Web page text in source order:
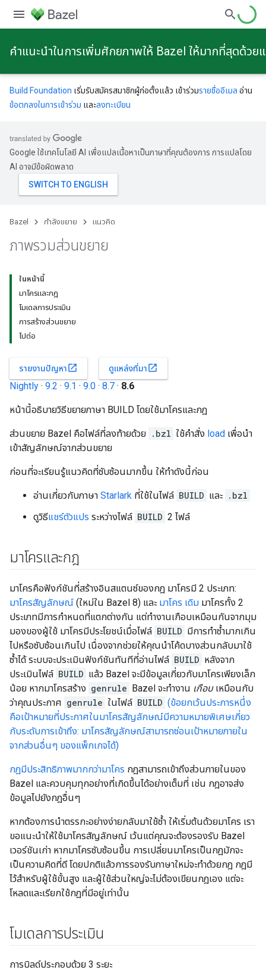
คําแนะนําในการเพิ่มศักยภาพให้ Bazel ให้มากที่สุดด้ว
Build Foundation เริ่มรับสมัครสมาชิกผู้ก่อตั้งแล้ว เข้าร่วมรายชื่ออีเมล อ่าน
ข้อตกลงในการเข้าร่วม และลงทะเบียน
Google ใช้เทคโนโลยี AI เพื่อแปลเนื้อหาเป็นภาษาที่คุณต้องการ การแปลโดย
AI อาจมีข้อผิดพลาด
Bazel กําลังขยาย แนวคิด
ภาพรวมส่วนขยาย
ในหน้านี้
มาโครและกฎ
โมเดลการประเมิน
การสร้างส่วนขยาย
ไปต่อ
รายงานปัญหาopen_in_new ดูแหล่งที่มาopen_in_new
Nightly · 9.2 · 9.1 · 9.0 · 8.7 · 8.6
หน้านี้อธิบายวิธีขยายภาษา BUILD โดยใช้มาโครและกฎ
ส่วนขยาย Bazel คือไฟล์ที่ลงท้ายด้วย .bzl ใช้คำสั่ง load เพื่อนำ
เข้าสัญลักษณ์จากส่วนขยาย
ก่อนที่จะเรียนรู้แนวคิดที่ซับซ้อนมากขึ้น ให้ทำดังนี้ก่อน
อ่านเกี่ยวกับภาษา Starlark ที่ใช้ในไฟล์ BUILD และ .bzl
ดูวิธีแชร์ตัวแปร ระหว่างไฟล์ BUILD 2 ไฟล์
มาโครและกฎ
มาโครคือฟังก์ชันที่สร้างอินสแตนซ์ของกฎ มาโครมี 2 ประเภท:
มาโครสัญลักษณ์ (ใหม่ใน Bazel 8) และ มาโคร เดิม มาโครทั้ง 2
ประเภทมีการกำหนดที่แตกต่างกัน แต่ทำงานเกือบเหมือนกันจากมุม
มองของผู้ใช้ มาโครมีประโยชน์เมื่อไฟล์ BUILD มีการทำซ้ำมากเกิน
ไปหรือซับซ้อนเกินไป เนื่องจากช่วยให้คุณนำโค้ดบางส่วนกลับมาใช้
ซ้ำได้ ระบบจะประเมินฟังก์ชันทันทีที่อ่านไฟล์ BUILD หลังจาก
ประเมินไฟล์ BUILD แล้ว Bazel จะมีข้อมูลเกี่ยวกับมาโครเพียงเล็ก
น้อย หากมาโครสร้าง genrule Bazel จะทำงาน เกือบเหมือนกับ
ว่าคุณประกาศ genrule ในไฟล์ BUILD (ข้อยกเว้นประการหนึ่ง
คือเป้าหมายที่ประกาศในมาโครสัญลักษณ์มีความหมายพิเศษเกี่ยว
กับระดับการเข้าถึง: มาโครสัญลักษณ์สามารถซ่อนเป้าหมายภายใน
จากส่วนอื่นๆ ของแพ็กเกจได้)
กฎมีประสิทธิภาพมากกว่ามาโคร กฎสามารถเข้าถึงส่วนภายในของ
Bazel และควบคุมทุกอย่างที่เกิดขึ้นได้อย่างเต็มที่ เช่น กฎอาจส่ง
ข้อมูลไปยังกฎอื่นๆ
หากต้องการนำตรรกะอย่างง่ายกลับมาใช้ซ้ำ ให้เริ่มต้นด้วยมาโคร เรา
ขอแนะนำให้ใช้มาโครสัญลักษณ์ เว้นแต่คุณจะต้องรองรับ Bazel
เวอร์ชันเก่า หากมาโครซับซ้อนขึ้น การเปลี่ยนมาโครเป็นกฎมักจะ
เป็นความคิดที่ดี โดยปกติแล้วการรองรับภาษาใหม่จะทำด้วยกฎ กฎมี
ไว้สำหรับผู้ใช้ขั้นสูง และผู้ใช้ส่วนใหญ่จะไม่ต้องเขียนกฎเอง แต่จะ
โหลดและเรียกใช้กฎที่มีอยู่เท่านั้น
โมเดลการประเมิน
การบิลด์ประกอบด้วย 3 ระยะ